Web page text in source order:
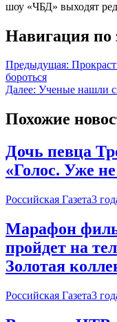
шоу «ЧБД» выходят
Навигация по
Предыдущая:
бороться
Далее: Ученые нашли
Похожие
Дочь певца
«Голос. Уже
Российская Газета3
Марафон
пройдет на
Золотая
Российская Газета3